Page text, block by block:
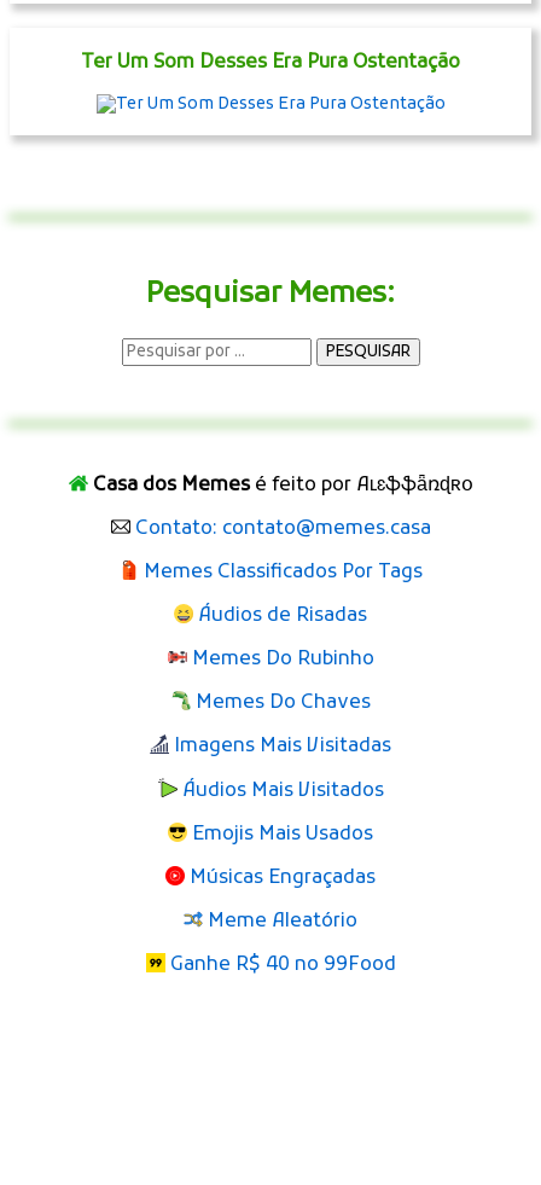
Ter Um Som Desses Era Pura Ostentação
Pesquisar Memes:
Casa dos Memesé feito por Aʟɛֆֆǟռɖʀօ
Contato: contato@memes.casa
Memes Classificados Por Tags
Áudios de Risadas
Memes Do Rubinho
Memes Do Chaves
Imagens Mais Visitadas
Áudios Mais Visitados
Emojis Mais Usados
Músicas Engraçadas
Meme Aleatório
Ganhe R$ 40 no 99Food